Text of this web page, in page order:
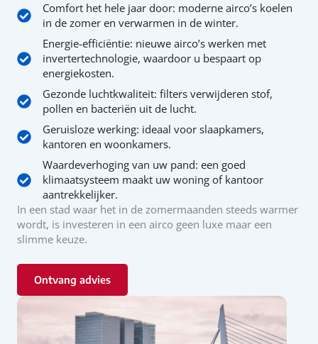
Comfort het hele jaar door: moderne airco’s koelen
in de zomer en verwarmen in de winter.
Energie-efficiëntie: nieuwe airco’s werken met
invertertechnologie, waardoor u bespaart op
energiekosten.
Gezonde luchtkwaliteit: filters verwijderen stof,
pollen en bacteriën uit de lucht.
Geruisloze werking: ideaal voor slaapkamers,
kantoren en woonkamers.
Waardeverhoging van uw pand: een goed
klimaatsysteem maakt uw woning of kantoor
aantrekkelijker.
In een stad waar het in de zomermaanden steeds warmer
wordt, is investeren in een airco geen luxe maar een
slimme keuze.
Ontvang advies